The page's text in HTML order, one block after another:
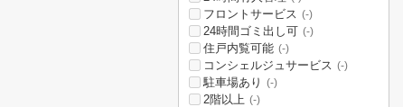
フロントサービス (-)
24時間ゴミ出し可 (-)
住戸内覧可能 (-)
コンシェルジュサービス (-)
駐車場あり (-)
2階以上 (-)